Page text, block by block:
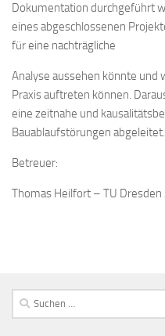
Dokumentation durchgeführt
eines abgeschlossenen
für eine nachträgliche
Analyse aussehen könnte und
Praxis auftreten können.
eine zeitnahe und
Bauablaufstörungen abgeleitet.
Betreuer:
Thomas Heilfort – TU
Suchen
nach: